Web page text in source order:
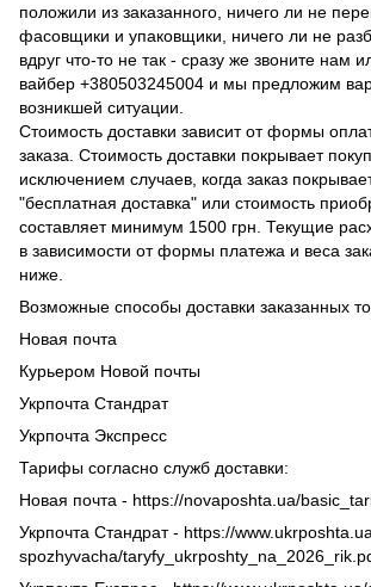
положили из заказанного, ничего ли не
фасовщики и упаковщики, ничего ли не
вдруг что-то не так - сразу же звоните нам
вайбер +380503245004 и мы предложим
возникшей ситуации.
Стоимость доставки зависит от формы
заказа. Стоимость доставки покрывает
исключением случаев, когда заказ
"бесплатная доставка" или стоимость
составляет минимум 1500 грн. Текущие
в зависимости от формы платежа и веса
ниже.
Возможные способы доставки заказанных
Новая почта
Курьером Новой почты
Укрпочта Стандрат
Укрпочта Экспресс
Тарифы согласно служб доставки:
Новая почта - https://novaposhta.ua/
Укрпочта Стандрат - https://
spozhyvacha/